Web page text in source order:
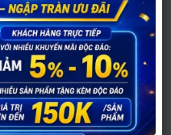
tên sản phẩm nhạy
hàng nhanh tạiTP
thức đóng gói kín
hàng.